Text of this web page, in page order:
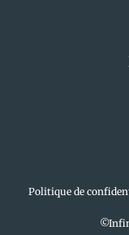
Politique de